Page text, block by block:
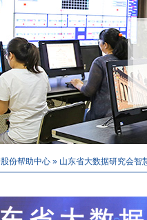
份帮助中心 » 山东省大数据研究会智